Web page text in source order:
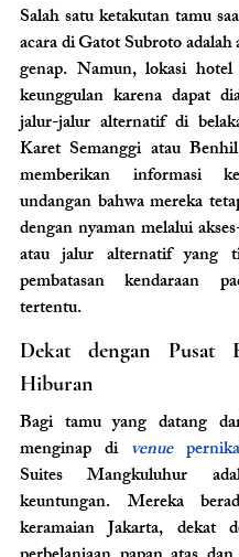
Salah satu ketakutan tamu
acara di Gatot Subroto
genap. Namun, lokasi
keunggulan karena dapat
jalur-jalur alternatif di
Karet Semanggi atau
memberikan informasi
undangan bahwa mereka
dengan nyaman melalui
atau jalur alternatif yang
pembatasan kendaraan
tertentu.
Dekat dengan Pusat
Hiburan
Bagi tamu yang datang
menginap di venue
Suites Mangkuluhur
keuntungan. Mereka
keramaian Jakarta, dekat